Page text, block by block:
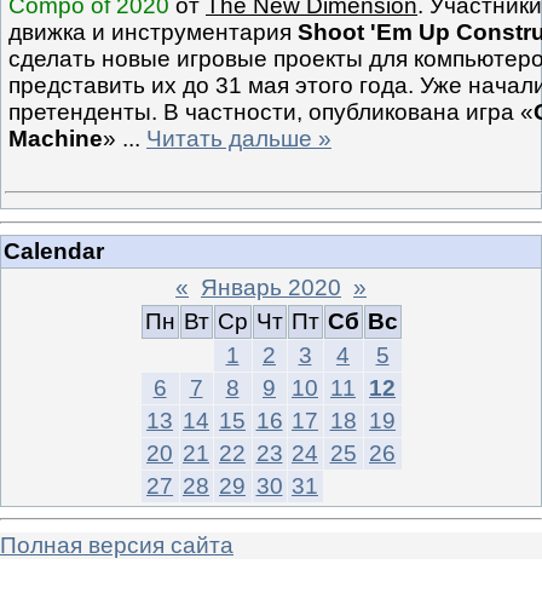
движка и инструментария Shoot 'Em Up
сделать новые игровые проекты для
представить их до 31 мая этого года. Уже
претенденты. В частности, опубликована игра «
Machine» ... Читать дальше »
Calendar
« Январь 2020 »
Пн Вт Ср Чт Пт Сб Вс
1
2 3 4
5
6
7 8 9 10 11
12
13 14 15 16 17 18 19
20 21 22 23 24 25 26
27 28 29 30 31
Полная версия сайта